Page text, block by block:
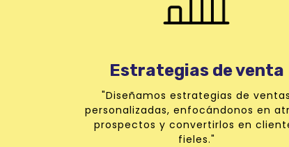
Estrategias de venta
"Diseñamos estrategias de ventas
personalizadas, enfocándonos en
prospectos y convertirlos en
fieles."